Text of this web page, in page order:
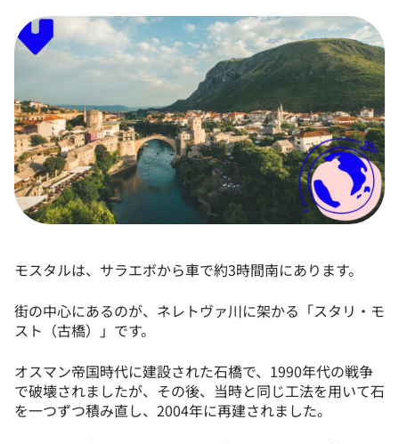
モスタルは、サラエボから車で約3時間南にあります。
街の中心にあるのが、ネレトヴァ川に架かる「スタリ・モ
スト（古橋）」です。
オスマン帝国時代に建設された石橋で、1990年代の戦争
で破壊されましたが、その後、当時と同じ工法を用いて石
を一つずつ積み直し、2004年に再建されました。